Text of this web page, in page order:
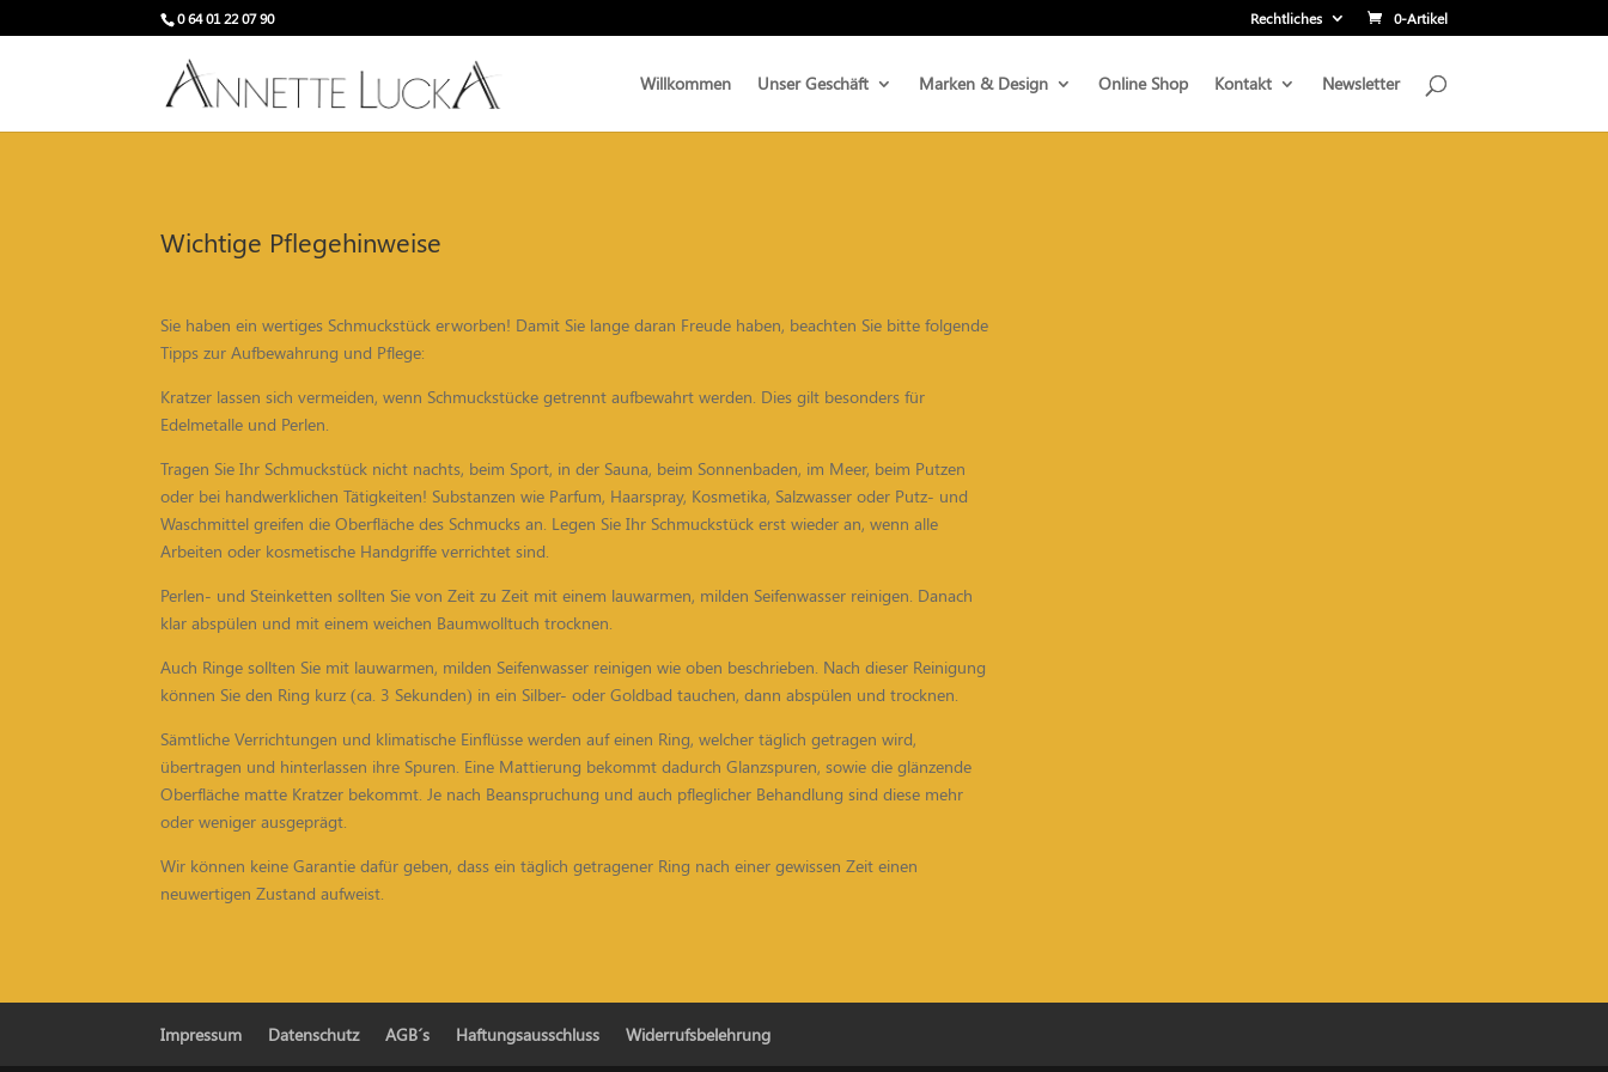
0 64 01 22 07 90 Rechtliches 0-Artikel
Willkommen Unser Geschäft Marken & Design Online Shop Kontakt Newsletter
Wichtige Pflegehinweise
Sie haben ein wertiges Schmuckstück erworben! Damit Sie lange daran Freude haben, beachten Sie bitte folgende
Tipps zur Aufbewahrung und Pflege:
Kratzer lassen sich vermeiden, wenn Schmuckstücke getrennt aufbewahrt werden. Dies gilt besonders für
Edelmetalle und Perlen.
Tragen Sie Ihr Schmuckstück nicht nachts, beim Sport, in der Sauna, beim Sonnenbaden, im Meer, beim Putzen
oder bei handwerklichen Tätigkeiten! Substanzen wie Parfum, Haarspray, Kosmetika, Salzwasser oder Putz- und
Waschmittel greifen die Oberfläche des Schmucks an. Legen Sie Ihr Schmuckstück erst wieder an, wenn alle
Arbeiten oder kosmetische Handgriffe verrichtet sind.
Perlen- und Steinketten sollten Sie von Zeit zu Zeit mit einem lauwarmen, milden Seifenwasser reinigen. Danach
klar abspülen und mit einem weichen Baumwolltuch trocknen.
Auch Ringe sollten Sie mit lauwarmen, milden Seifenwasser reinigen wie oben beschrieben. Nach dieser Reinigung
können Sie den Ring kurz (ca. 3 Sekunden) in ein Silber- oder Goldbad tauchen, dann abspülen und trocknen.
Sämtliche Verrichtungen und klimatische Einflüsse werden auf einen Ring, welcher täglich getragen wird,
übertragen und hinterlassen ihre Spuren. Eine Mattierung bekommt dadurch Glanzspuren, sowie die glänzende
Oberfläche matte Kratzer bekommt. Je nach Beanspruchung und auch pfleglicher Behandlung sind diese mehr
oder weniger ausgeprägt.
Wir können keine Garantie dafür geben, dass ein täglich getragener Ring nach einer gewissen Zeit einen
neuwertigen Zustand aufweist.
Impressum Datenschutz AGB´s Haftungsausschluss Widerrufsbelehrung